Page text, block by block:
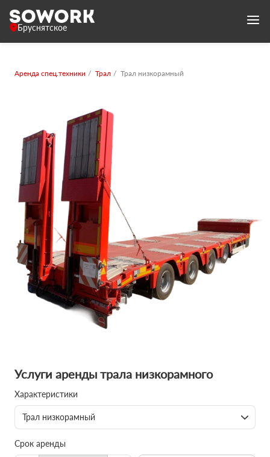
Бруснятское
Аренда спец.техники Трал Трал низкорамный
Услуги аренды трала низкорамного
Характеристики
Трал низкорамный
Срок аренды